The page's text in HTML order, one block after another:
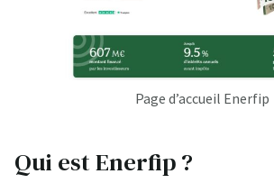
Page d’accueil Enerfip
Qui est Enerfip ?